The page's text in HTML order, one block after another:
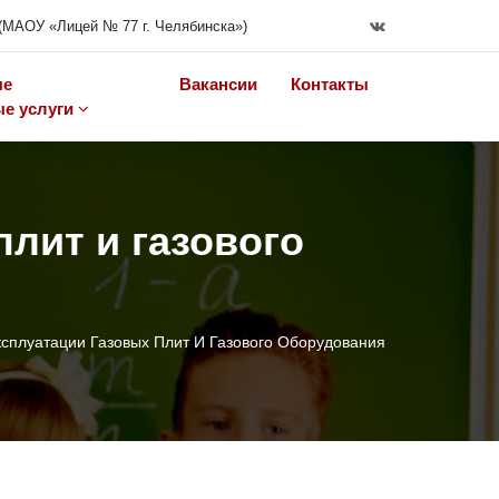
«Лицей № 77 г. Челябинска»)
услуги
Вакансии Контакты
и газового
Газовых Плит И Газового Оборудования